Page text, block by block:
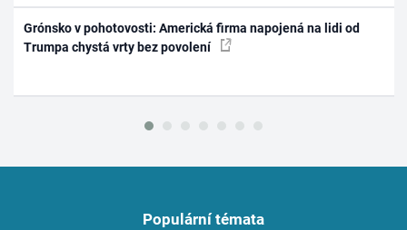
Grónsko v pohotovosti: Americká firma napojená na lidi od
Trumpa chystá vrty bez povolení
Populární témata